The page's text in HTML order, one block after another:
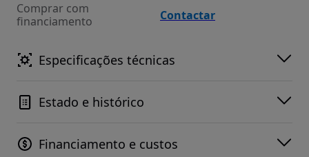
Comprar com
financiamento
Contactar
Especificações técnicas
Estado e histórico
Financiamento e custos